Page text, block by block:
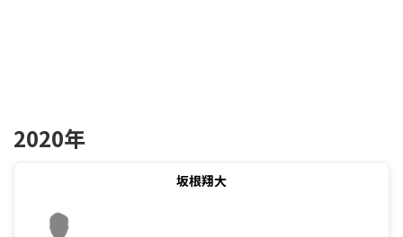
2020年
坂根翔大